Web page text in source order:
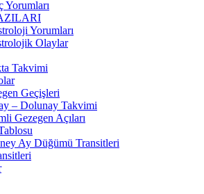
Yorumları
Yorumları
Olaylar
Takvimi
Geçişleri
– Dolunay Takvimi
Gezegen Açıları
Ay Düğümü Transitleri